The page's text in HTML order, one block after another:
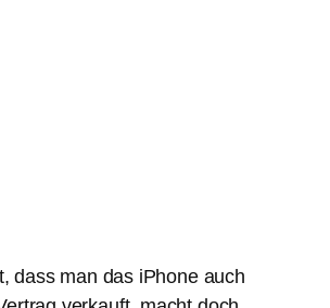
dass man das iPhone auch